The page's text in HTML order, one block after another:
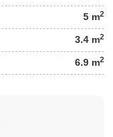
5 m2
3.4 m2
6.9 m2